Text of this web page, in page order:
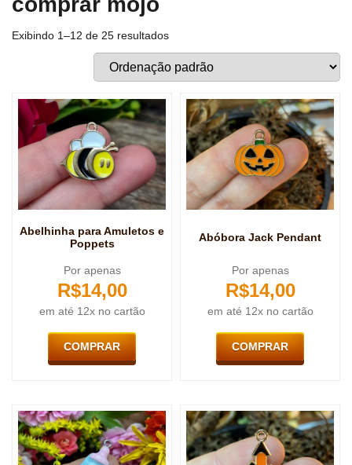
Exibindo 1–12 de 25 resultados
Abelhinha para Amuletos e
Poppets
Por apenas
R$14,00
em até 12x no cartão
COMPRAR
Abóbora Jack Pendant
Por apenas
R$14,00
em até 12x no cartão
COMPRAR